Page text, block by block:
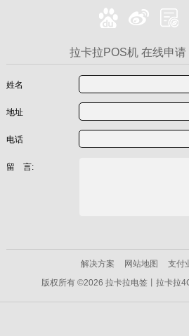
拉卡拉POS机 在线申请
姓名
地址
电话
留 言:
解决方案 网站地图
支付
版权所有 ©2026 拉卡拉电签丨拉卡拉